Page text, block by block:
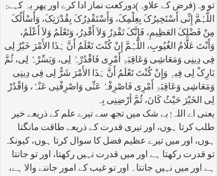
تو وہ(فرض کے علاوہ)دورکعت نماز ادا کرے اور پھر یہ کہے:
اللَّہُمَّ إِنِّی أَسْتَخِیرُکَ بِعِلْمِکَ، وَأَسْتَقْدِرُکَ بِقُدْرَتِکَ، وَأَسْأَلُکَ
مِنْ فَضْلِکَ العَظِیمِ، فَإِنَّکَ تَقْدِرُ وَلاَ أَقْدِرُ، وَتَعْلَمُ وَلاَ أَعْلَمُ،
وَأَنْتَ عَلَّامُ الغُیُوبِ، اللَّہُمَّ إِنْ کُنْتَ تَعْلَمُ أَنَّ ہَذَا الأَمْرَ خَیْرٌ لِی
فِی دِینِی وَمَعَاشِی وَعَاقِبَۃِ أَمْرِی فَاقْدُرْہُ لِی، وَیَسِّرْہُ لِی، ثُمَّ
بَارِکْ لِی فِیہِ وَإِنْ کُنْتَ تَعْلَمُ أَنَّ ہَذَا الأَمْرَ شَرٌّ لِی فِی دِینِی
وَمَعَاشِی وَعَاقِبَۃِ أَمْرِی فَاصْرِفْہُ عَنِّی وَاصْرِفْنِی عَنْہُ، وَاقْدُرْ
لِی الخَیْرَ حَیْثُ کَانَ، ثُمَّ أرْضِنِی بِہ
یعنی اے اللہ! بے شک میں تجھ سے تیرے علم کے ذریعے خیر
طلب کرتا ہوں، اور تیری قدرت کے ذریعے طاقت مانگتا
ہوں، اور میں تیرے عظیم فضل کا سوال کرتا ہوں، کیونکہ
تو قدرت رکھتا ہے اور میں قدرت نہیں رکھتا، اور تو جانتا
ہے اور میں نہیں جانتا۔ اور تو غیب کے امور جاننے والا ہے،